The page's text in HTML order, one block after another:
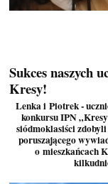
Sukces naszych
Kresy!
Lenka i Piotrek -
konkursu IPN
siódmoklasiści
poruszającego
o mieszkańcach